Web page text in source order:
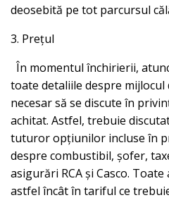
deosebită pe tot parcursul
3. Prețul
În momentul închirierii,
toate detaliile despre
necesar să se discute în
achitat. Astfel, trebuie
tuturor opțiunilor incluse în
despre combustibil, șofer,
asigurări RCA și Casco.
astfel încât în tariful ce